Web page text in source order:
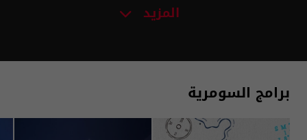
المزيد
برامج السومرية